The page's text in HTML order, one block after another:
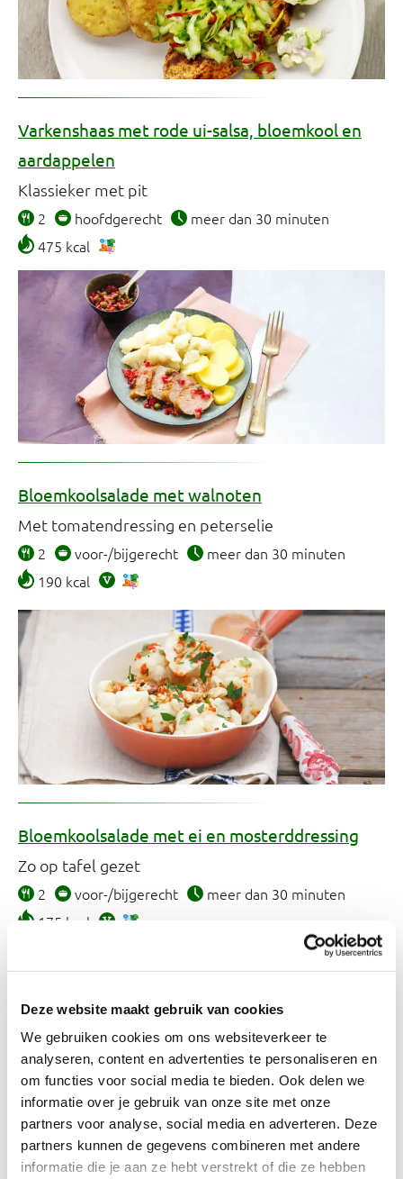
Deze website maakt gebruik van cookies
We gebruiken cookies om ons websiteverkeer te
analyseren, content en advertenties te personaliseren en
om functies voor social media te bieden. Ook delen we
informatie over je gebruik van onze site met onze
partners voor analyse, social media en adverteren. Deze
partners kunnen de gegevens combineren met andere
informatie die je aan ze hebt verstrekt of die ze hebben
Varkenshaas met rode ui-salsa, bloemkool en
aardappelen
Klassieker met pit
2 hoofdgerecht
meer dan 30 minuten
475 kcal
Bloemkoolsalade met walnoten
Met tomatendressing en peterselie
2 voor-/bijgerecht
meer dan 30 minuten
190 kcal
Bloemkoolsalade met ei en mosterddressing
Zo op tafel gezet
2 voor-/bijgerecht
meer dan 30 minuten
175 kcal